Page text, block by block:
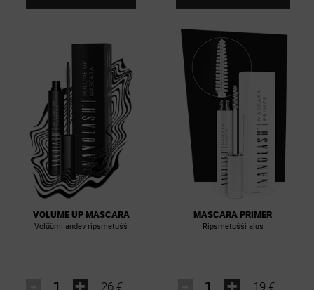
VOLUME UP MASCARA
Volüümi andev ripsmetušš
26 €
MASCARA PRIMER
Ripsmetušši alus
19 €